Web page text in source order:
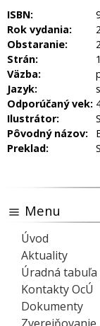
ISBN:
Rok vydania:
Obstaranie:
Strán:
Väzba:
Jazyk:
Odporúčaný vek:
Ilustrátor:
Pôvodný názov:
Preklad:
Menu
Úvod
Aktuality
Úradná tabuľa
Kontakty OcÚ
Dokumenty